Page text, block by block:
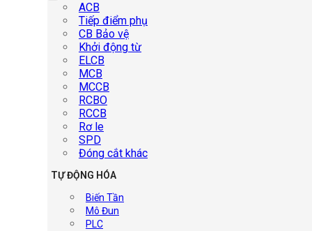
ACB
Tiếp điểm phụ
CB Bảo vệ
Khởi động từ
ELCB
MCB
MCCB
RCBO
RCCB
Rơ le
SPD
Đóng cắt khác
TỰ ĐỘNG HÓA
Biến Tần
Mô Đun
PLC